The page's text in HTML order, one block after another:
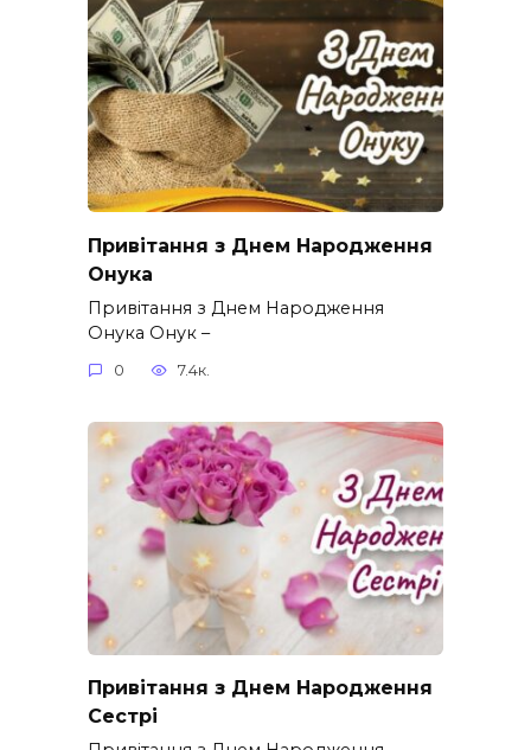
Привітання з Днем Народження
Онука
Привітання з Днем Народження
Онука Онук –
0 7.4к.
Привітання з Днем Народження
Сестрі